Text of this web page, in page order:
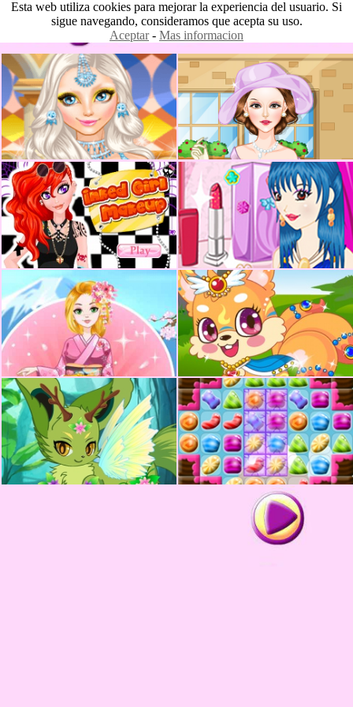
Esta web utiliza cookies para mejorar la experiencia del usuario. Si
sigue navegando, consideramos que acepta su uso.
Aceptar- Mas informacion